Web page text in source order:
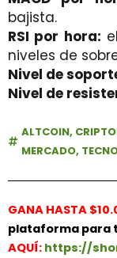
bajista.
RSI por hora:
niveles de
Nivel de
Nivel de
ALTCOIN,
MERCADO,
GANA HASTA
plataforma para
AQUÍ: https://